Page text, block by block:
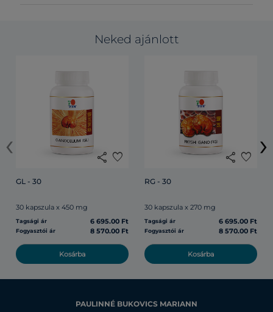
Neked ajánlott
share favorite
GL - 30
30 kapszula x 450 mg
Tagsági ár 6 695.00 Ft
Fogyasztói ár 8 570.00 Ft
Kosárba
share favorite
RG - 30
30 kapszula x 270 mg
Tagsági ár 6 695.00 Ft
Fogyasztói ár 8 570.00 Ft
Kosárba
‹ ›
PAULINNÉ BUKOVICS MARIANN